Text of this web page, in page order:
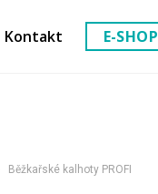
Kontakt E-SHOP
Běžkařské kalhoty PROFI